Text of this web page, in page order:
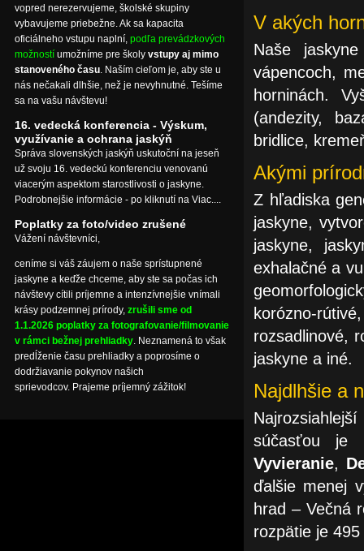
V akých
Naše
vápencoch,
horninách.
(andezity,
bridlice,
Akými
Z hľadiska
jaskyne,
jaskyne,
exhalačné a
korózno-
rozsadlinové,
jaskyne a iné.
Najdlhšie a
súčasťou je
Vyvieranie,
ďalšie menej
hrad – Večná
rozpätie je
vopred nerezervujeme, školské skupiny
vybavujeme priebežne. Ak sa kapacita
oficiálneho vstupu naplní, podľa prevádzkových
možností umožníme pre školy vstupy aj mimo
stanoveného času. Naším cieľom je, aby ste u
nás nečakali dlhšie, než je nevyhnutné. Tešíme
sa na vašu návštevu!
16. vedecká konferencia - Výskum,
využívanie a ochrana jaskýň
Správa slovenských jaskýň uskutoční na jeseň
už svoju 16. vedeckú konferenciu venovanú
viacerým aspektom starostlivosti o jaskyne.
Podrobnejšie informácie - po kliknutí na Viac....
Poplatky za foto/video zrušené
Vážení návštevníci,
ceníme si váš záujem o naše sprístupnené
jaskyne a keďže chceme, aby ste sa počas ich
návštevy cítili príjemne a intenzívnejšie vnímali
krásy podzemnej prírody, zrušili sme od
1.1.2026 poplatky za fotografovanie/filmovanie
v rámci bežnej prehliadky. Neznamená to však
predĺženie času prehliadky a poprosíme o
dodržiavanie pokynov našich
sprievodcov. Prajeme príjemný zážitok!